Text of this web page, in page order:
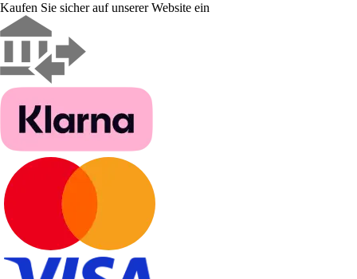
Kaufen Sie sicher auf unserer Website ein